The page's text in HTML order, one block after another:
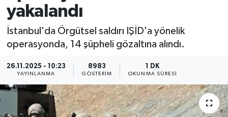
yakalandı
İstanbul'da Örgütsel saldırı IŞİD'a yönelik
operasyonda, 14 şüpheli gözaltına alındı.
26.11.2025 - 10:23
YAYINLANMA
8983
GÖSTERIM
1 DK
OKUNMA SÜRESI
EKONOMİ
GÖKTÜRK
KÜLTÜR - SANAT
Haber Arşivi